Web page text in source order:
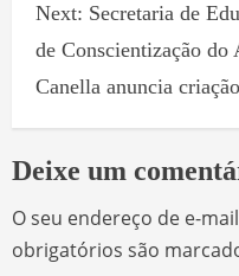
Next: Secretaria de
de Conscientização do
Canella anuncia
Deixe um
O seu endereço de e-
obrigatórios são